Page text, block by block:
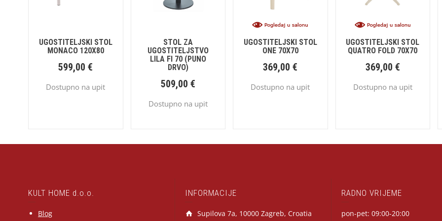
UGOSTITELJSKI STOL
MONACO 120X80
599,00€
Dostupno na upit
STOL ZA
UGOSTITELJSTVO
LILA FI 70 (PUNO
DRVO)
509,00 €
Dostupno na upit
UGOSTITELJSKI STOL
ONE 70X70
369,00€
Dostupno na upit
UGOSTITELJSKI STOL
QUATRO FOLD 70X70
369,00 €
Dostupno na upit
KULT HOME d.o.o.
Blog
INFORMACIJE
Supilova 7a, 10000 Zagreb, Croatia
RADNO VRIJEME
pon-pet: 09:00-20:00